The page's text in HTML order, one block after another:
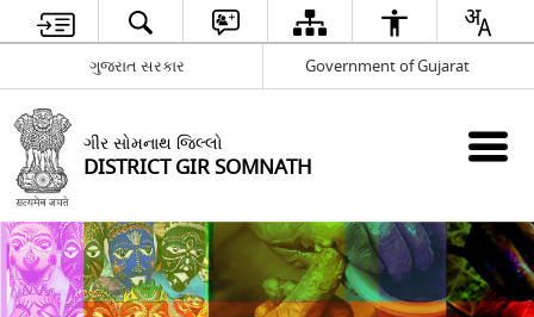
ગુજરાત સરકાર Government of Gujarat
ગીર સોમનાથ જિલ્લો
DISTRICT GIR SOMNATH